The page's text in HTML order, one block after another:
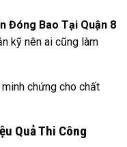
Đóng Bao Tại Quận 8
kỹ nên ai cũng làm
chứng cho chất
Quả Thi Công